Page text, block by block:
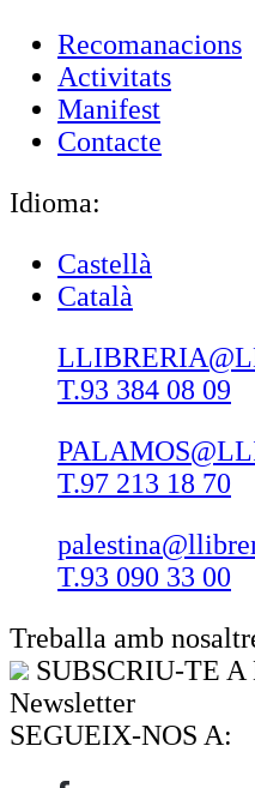
Recomanacions
Activitats
Manifest
Contacte
Idioma:
Castellà
Català
T.93 384 08 09
T.97 213 18 70
T.93 090 33 00
Treballa amb
SUBSCRIU-TE
Newsletter
SEGUEIX-NOS A: